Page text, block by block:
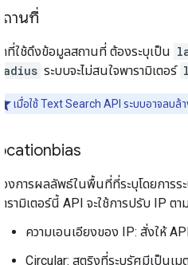
สถานที่
จุดที่ใช้ดึงข้อมูลสถานที่ ต้องระบุเป็น
radius ระบบจะไม่สนใจพารามิเตอร์
เมื่อใช้ Text Search API ระบบอาจลบ
locationbias
ต้องการผลลัพธ์ในพื้นที่ที่ระบุโดยการ
พารามิเตอร์นี้ API จะใช้การปรับ IP ต
ความเอนเอียงของ IP: สั่งให้
Circular: สตริงที่ระบุรัศมีเป็นเ